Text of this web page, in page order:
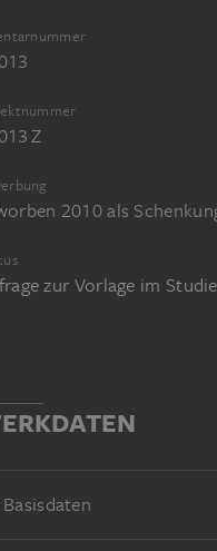
Z
2010 als
zur Vorlage im
Basisdaten